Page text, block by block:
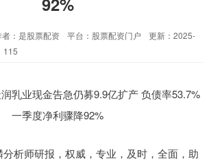
者：是股票配资 平台：股票配资门户
更新：2025-
115
师研报，权威，专业，及时，全面，助